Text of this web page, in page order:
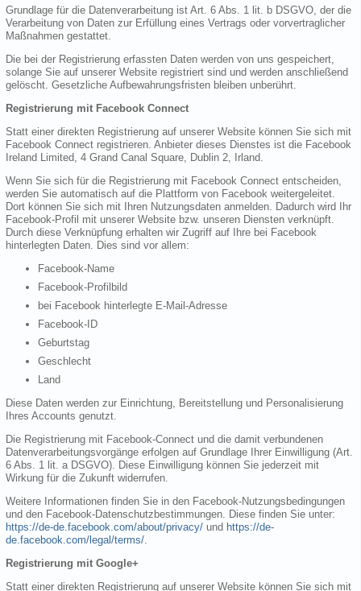
Grundlage für die Datenverarbeitung ist Art. 6 Abs. 1 lit. b DSGVO, der die
Verarbeitung von Daten zur Erfüllung eines Vertrags oder vorvertraglicher
Maßnahmen gestattet.
Die bei der Registrierung erfassten Daten werden von uns gespeichert,
solange Sie auf unserer Website registriert sind und werden anschließend
gelöscht. Gesetzliche Aufbewahrungsfristen bleiben unberührt.
Registrierung mit Facebook Connect
Statt einer direkten Registrierung auf unserer Website können Sie sich mit
Facebook Connect registrieren. Anbieter dieses Dienstes ist die Facebook
Ireland Limited, 4 Grand Canal Square, Dublin 2, Irland.
Wenn Sie sich für die Registrierung mit Facebook Connect entscheiden,
werden Sie automatisch auf die Plattform von Facebook weitergeleitet.
Dort können Sie sich mit Ihren Nutzungsdaten anmelden. Dadurch wird Ihr
Facebook-Profil mit unserer Website bzw. unseren Diensten verknüpft.
Durch diese Verknüpfung erhalten wir Zugriff auf Ihre bei Facebook
hinterlegten Daten. Dies sind vor allem:
Facebook-Name
Facebook-Profilbild
bei Facebook hinterlegte E-Mail-Adresse
Facebook-ID
Geburtstag
Geschlecht
Land
Diese Daten werden zur Einrichtung, Bereitstellung und Personalisierung
Ihres Accounts genutzt.
Die Registrierung mit Facebook-Connect und die damit verbundenen
Datenverarbeitungsvorgänge erfolgen auf Grundlage Ihrer Einwilligung (Art.
6 Abs. 1 lit. a DSGVO). Diese Einwilligung können Sie jederzeit mit
Wirkung für die Zukunft widerrufen.
Weitere Informationen finden Sie in den Facebook-Nutzungsbedingungen
und den Facebook-Datenschutzbestimmungen. Diese finden Sie unter:
https://de-de.facebook.com/about/privacy/ und https://de-
de.facebook.com/legal/terms/.
Registrierung mit Google+
Statt einer direkten Registrierung auf unserer Website können Sie sich mit